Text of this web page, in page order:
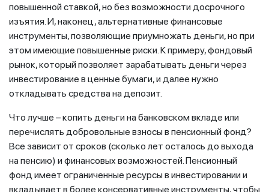
повышенной ставкой, но без возможности досрочного
изъятия. И, наконец, альтернативные финансовые
инструменты, позволяющие приумножать деньги, но при
этом имеющие повышенные риски. К примеру, фондовый
рынок, который позволяет зарабатывать деньги через
инвестирование в ценные бумаги, и далее нужно
откладывать средства на депозит.
Что лучше – копить деньги на банковском вкладе или
перечислять добровольные взносы в пенсионный фонд?
Все зависит от сроков (сколько лет осталось до выхода
на пенсию) и финансовых возможностей. Пенсионный
фонд имеет ограниченные ресурсы в инвестировании и
вкладывает в более консервативные инструменты, чтобы